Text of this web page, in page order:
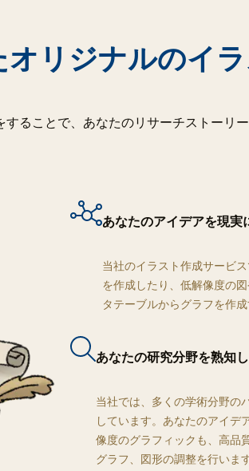
リジナルのイ
ることで、あなたのリサーチストーリ
あなたのアイデアを現実
当社のイラスト作成サービ
を作成したり、低解像度の
タテーブルからグラフを作
あなたの研究分野を熟知
当社では、多くの学術分野の
しています。あなたのアイデ
像度のグラフィックも、高品
グラフ、図形の調整を行いま